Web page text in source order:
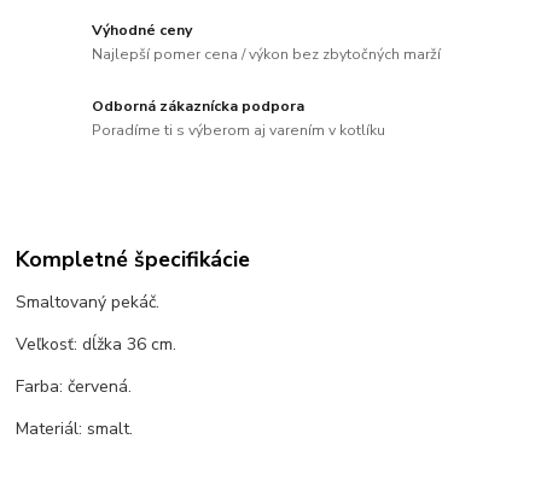
Výhodné ceny
Najlepší pomer cena / výkon bez zbytočných marží
Odborná zákaznícka podpora
Poradíme ti s výberom aj varením v kotlíku
Kompletné špecifikácie
Smaltovaný pekáč.
Veľkosť: dĺžka 36 cm.
Farba: červená.
Materiál: smalt.